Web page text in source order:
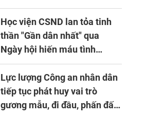
niên lần thứ 10 của Hiệp hội
APTA
Học viện CSND lan tỏa tinh
thần "Gần dân nhất" qua
Ngày hội hiến máu tình
nguyện
Lực lượng Công an nhân dân
tiếp tục phát huy vai trò
gương mẫu, đi đầu, phấn đấu